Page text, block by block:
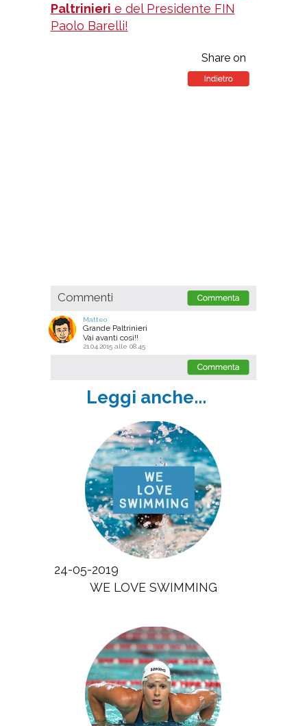
Paltrinieri e del Presidente FIN
Paolo Barelli!
Share on
Commenti
Matteo
Grande Paltrinieri
Vai avanti cosi!!
21.04.2015 alle 08.45
Leggi anche...
24-05-2019
WE LOVE SWIMMING